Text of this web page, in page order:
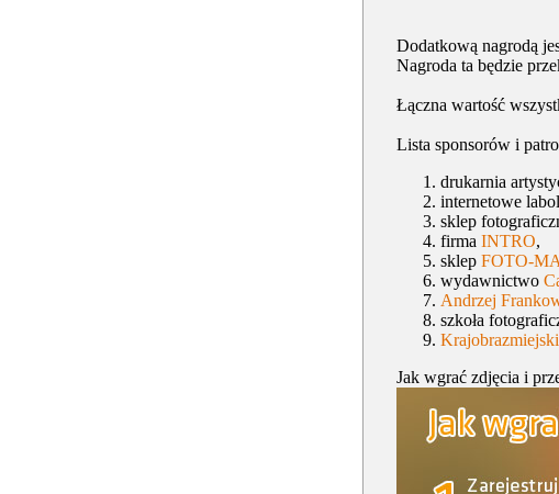
Dodatkową nagrodą
Nagroda ta będzie
Łączna wartość
Lista sponsorów i
drukarnia
internetowe
sklep
firma INTRO,
sklep FOTO-
wydawnictwo
Andrzej
szkoła
Jak wgrać zdjęcia i